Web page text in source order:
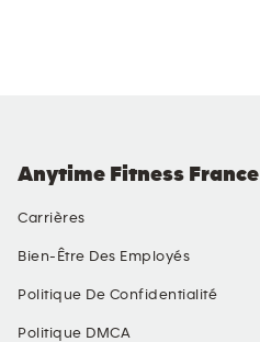
Anytime Fitness France
Carrières
Bien-Être Des Employés
Politique De Confidentialité
Politique DMCA